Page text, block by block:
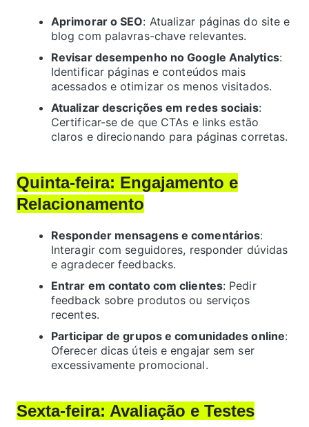
Aprimorar o SEO: Atualizar páginas do site e
blog com palavras-chave relevantes.
Revisar desempenho no Google Analytics:
Identificar páginas e conteúdos mais
acessados e otimizar os menos visitados.
Atualizar descrições em redes sociais:
Certificar-se de que CTAs e links estão
claros e direcionando para páginas corretas.
Quinta-feira: Engajamento e
Relacionamento
Responder mensagens e comentários:
Interagir com seguidores, responder dúvidas
e agradecer feedbacks.
Entrar em contato com clientes: Pedir
feedback sobre produtos ou serviços
recentes.
Participar de grupos e comunidades online:
Oferecer dicas úteis e engajar sem ser
excessivamente promocional.
Sexta-feira: Avaliação e Testes